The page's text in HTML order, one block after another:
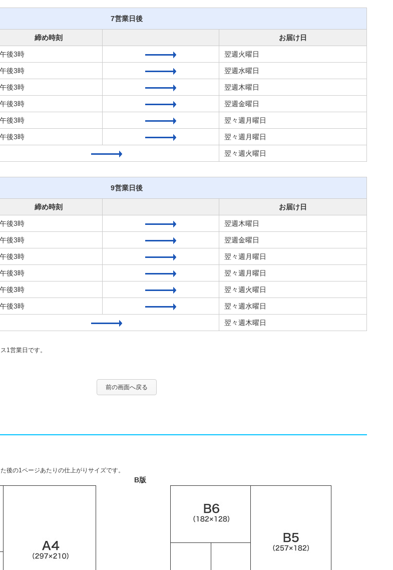
7営業日後
締め時刻 お届け日
午後3時 翌週火曜日
午後3時 翌週水曜日
午後3時 翌週木曜日
午後3時 翌週金曜日
午後3時 翌々週月曜日
午後3時 翌々週月曜日
翌々週火曜日
9営業日後
締め時刻 お届け日
午後3時 翌週木曜日
午後3時 翌週金曜日
午後3時 翌々週月曜日
午後3時 翌々週月曜日
午後3時 翌々週火曜日
午後3時 翌々週水曜日
翌々週木曜日
1営業日です。
前の画面へ戻る
後の1ページあたりの仕上がりサイズです。
B版